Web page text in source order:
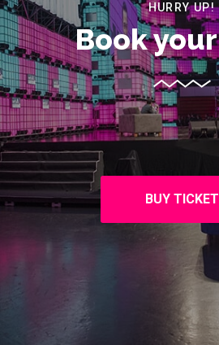
HURRY UP!
Book
BUY TICKET